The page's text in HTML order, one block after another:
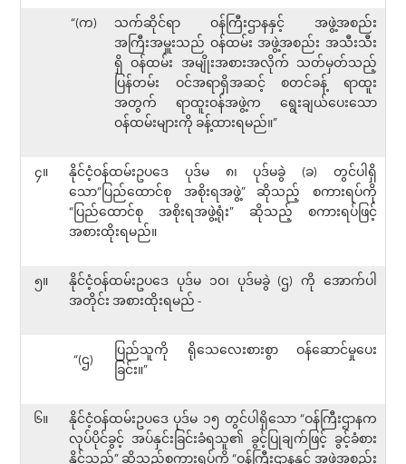
“(က)
သက်ဆိုင်ရာ ဝန်ကြီးဌာနနှင့် အဖွဲ့အစည်း
အကြီးအမှူးသည် ဝန်ထမ်း အဖွဲ့အစည်း အသီးသီး
ရှိ ဝန်ထမ်း အမျိုးအစားအလိုက် သတ်မှတ်သည့်
ပြန်တမ်း ဝင်အရာရှိအဆင့် စတင်ခန့် ရာထူး
အတွက် ရာထူးဝန်အဖွဲ့က ရွေးချယ်ပေးသော
ဝန်ထမ်းများကို ခန့်ထားရမည်။”
၄။
နိုင်ငံ့ဝန်ထမ်းဥပဒေ ပုဒ်မ ၈၊ ပုဒ်မခွဲ (ခ) တွင်ပါရှိ
သော“ပြည်ထောင်စု အစိုးရအဖွဲ့” ဆိုသည့် စကားရပ်ကို
“ပြည်ထောင်စု အစိုးရအဖွဲ့ရုံး” ဆိုသည့် စကားရပ်ဖြင့်
အစားထိုးရမည်။
၅။
နိုင်ငံ့ဝန်ထမ်းဥပဒေ ပုဒ်မ ၁၀၊ ပုဒ်မခွဲ (ဌ) ကို အောက်ပါ
အတိုင်း အစားထိုးရမည် -
“(ဌ)
ပြည်သူကို ရိုသေလေးစားစွာ ဝန်ဆောင်မှုပေး
ခြင်း။”
၆။
နိုင်ငံ့ဝန်ထမ်းဥပဒေ ပုဒ်မ ၁၅ တွင်ပါရှိသော “ဝန်ကြီးဌာနက
လုပ်ပိုင်ခွင့် အပ်နှင်းခြင်းခံရသူ၏ ခွင့်ပြုချက်ဖြင့် ခွင့်ခံစား
နိုင်သည်” ဆိုသည့်စကားရပ်ကို “ဝန်ကြီးဌာနနှင့် အဖွဲ့အစည်း